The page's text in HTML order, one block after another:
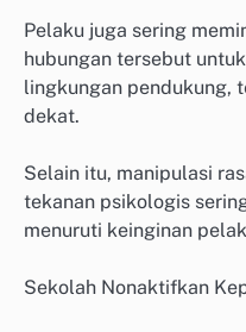
Pelaku juga sering
hubungan tersebut
lingkungan pendukung,
dekat.
Selain itu, manipulasi
tekanan psikologis
menuruti keinginan
Sekolah Nonaktifkan